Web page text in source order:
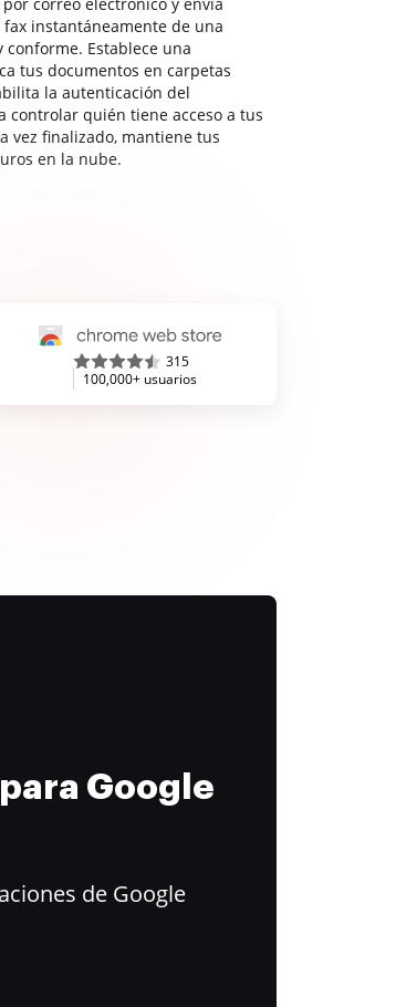
instantáneamente de una
conforme. Establece una
tus documentos en carpetas
la autenticación del
controlar quién tiene acceso a tus
vez finalizado, mantiene tus
en la nube.
315
100,000+ usuarios
Google
de Google